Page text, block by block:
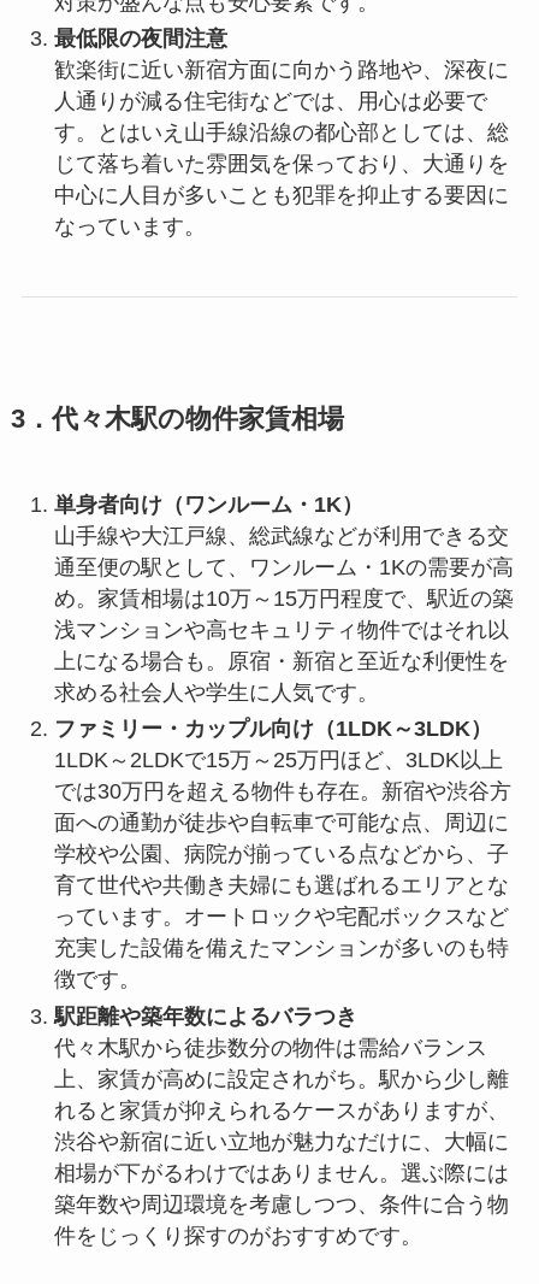
最低限の夜間注意
歓楽街に近い新宿方面に向かう路地や、深夜に
人通りが減る住宅街などでは、用心は必要で
す。とはいえ山手線沿線の都心部としては、総
じて落ち着いた雰囲気を保っており、大通りを
中心に人目が多いことも犯罪を抑止する要因に
なっています。
3．代々木駅の物件家賃相場
単身者向け（ワンルーム・1K）
山手線や大江戸線、総武線などが利用できる交
通至便の駅として、ワンルーム・1Kの需要が高
め。家賃相場は10万～15万円程度で、駅近の築
浅マンションや高セキュリティ物件ではそれ以
上になる場合も。原宿・新宿と至近な利便性を
求める社会人や学生に人気です。
ファミリー・カップル向け（1LDK～3LDK）
1LDK～2LDKで15万～25万円ほど、3LDK以上
では30万円を超える物件も存在。新宿や渋谷方
面への通勤が徒歩や自転車で可能な点、周辺に
学校や公園、病院が揃っている点などから、子
育て世代や共働き夫婦にも選ばれるエリアとな
っています。オートロックや宅配ボックスなど
充実した設備を備えたマンションが多いのも特
徴です。
駅距離や築年数によるバラつき
代々木駅から徒歩数分の物件は需給バランス
上、家賃が高めに設定されがち。駅から少し離
れると家賃が抑えられるケースがありますが、
渋谷や新宿に近い立地が魅力なだけに、大幅に
相場が下がるわけではありません。選ぶ際には
築年数や周辺環境を考慮しつつ、条件に合う物
件をじっくり探すのがおすすめです。